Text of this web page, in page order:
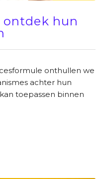
ontdek hun
onthullen we
achter hun
toepassen binnen